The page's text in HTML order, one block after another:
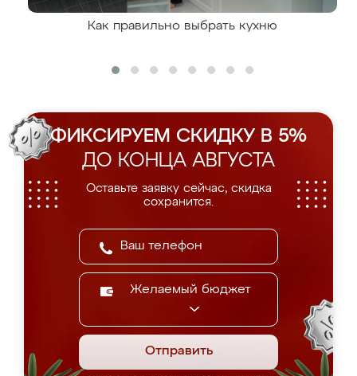
Как правильно выбрать кухню
ФИКСИРУЕМ СКИДКУ В 5%
ДО КОНЦА АВГУСТА
Оставьте заявку сейчас, скидка
сохранится.
Желаемый бюджет
Отправить